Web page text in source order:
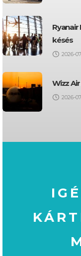
Ryanair
késés
2026-
Wizz
2026-